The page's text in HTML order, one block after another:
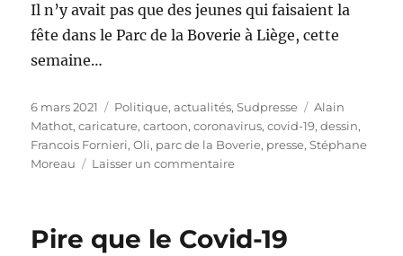
Il n’y avait pas que des jeunes qui faisaient la
fête dans le Parc de la Boverie à Liège, cette
semaine…
Publié
le
6 mars 2021 Catégories
Politique, actualités,Sudpresse Étiquettes
Alain
Mathot,caricature,cartoon,coronavirus,covid-19,dessin,
Francois Fornieri,Oli, parc de la Boverie, presse,Stéphane
Moreau
Laisser un commentairesur
Boverie
Pire que le Covid-19